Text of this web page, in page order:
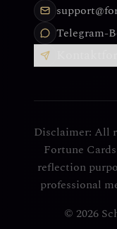
Telegram-
Disclaimer: All
Fortune
reflection
professional
© 2026